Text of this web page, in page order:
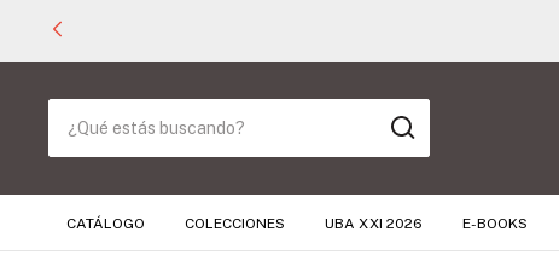
CATÁLOGO COLECCIONES UBA XXI 2026 E-BOOKS